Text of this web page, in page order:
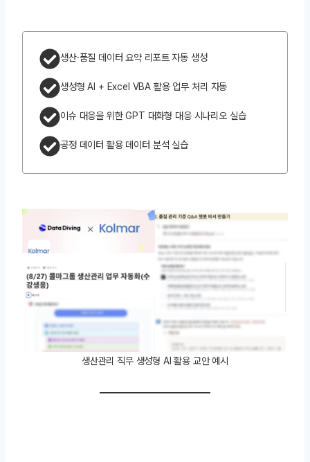
생산·품질 데이터 요약 리포트 자동 생성
생성형 AI + Excel VBA 활용 업무 처리 자동
이슈 대응을 위한 GPT 대화형 대응 시나리오 실습
공정 데이터 활용 데이터 분석 실습
생산관리 직무 생성형 AI 활용 교안 예시